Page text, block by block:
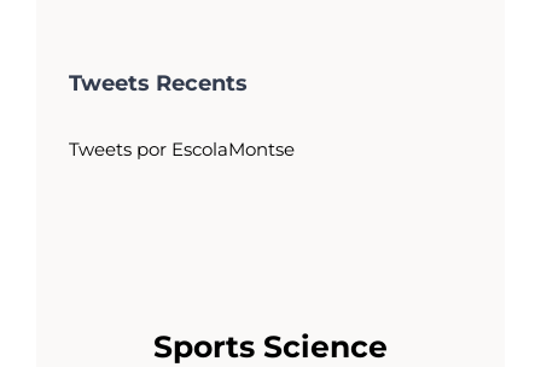
Tweets Recents
Tweets por EscolaMontse
Sports Science